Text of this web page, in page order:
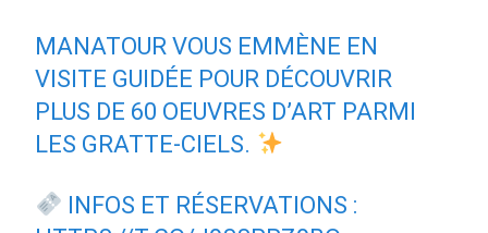
MANATOUR VOUS EMMÈNE EN
VISITE GUIDÉE POUR DÉCOUVRIR
PLUS DE 60 OEUVRES D’ART PARMI
LES GRATTE-CIELS.
INFOS ET RÉSERVATIONS :